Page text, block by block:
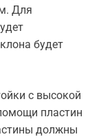
Для
будет
с высокой
пластин
должны